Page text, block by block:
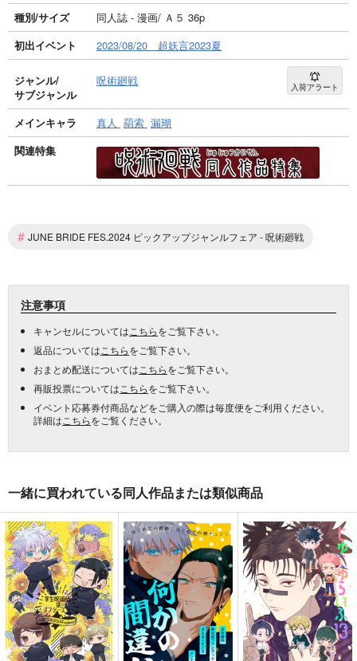
種別/サイズ
同人誌 - 漫画/ Ａ５ 36p
初出イベント
2023/08/20 超妖言2023夏
ジャンル/
サブジャンル
呪術廻戦 入荷アラート
メインキャラ 真人 羂索 漏瑚
関連特集
# JUNE BRIDE FES.2024 ピックアップジャンルフェア - 呪術廻戦
注意事項
キャンセルについては こちらをご覧下さい。
返品については こちらをご覧下さい。
おまとめ配送については こちらをご覧下さい。
再販投票については こちらをご覧下さい。
イベント応募券付商品などをご購入の際は毎度便をご利用ください。
詳細は こちらをご覧ください。
一緒に買われている同人作品または類似商品